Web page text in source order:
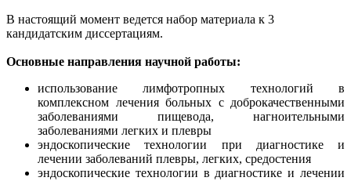
В настоящий момент ведется набор материала к 3
кандидатским диссертациям.
Основные направления научной работы:
использование лимфотропных технологий в
комплексном лечения больных с доброкачественными
заболеваниями пищевода, нагноительными
заболеваниями легких и плевры
эндоскопические технологии при диагностике и
лечении заболеваний плевры, легких, средостения
эндоскопические технологии в диагностике и лечении